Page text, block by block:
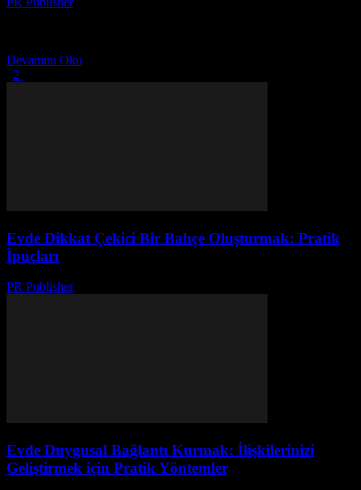
Devamını Oku
2
Evde Dikkat Çekici Bir Bahçe Oluşturmak: Pratik
İpuçları
PR Publisher-
Evde Duygusal Bağlantı Kurmak: İlişkilerinizi
Geliştirmek için Pratik Yöntemler